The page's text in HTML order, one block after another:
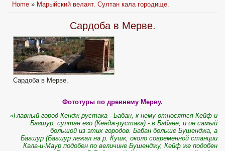
Home » Марыйский велаят. Султан кала городище.
Сардоба в Мерве.
Сардоба в Мерве.
Фототуры по древнему Мерву.
«Главный город Кендж-рустака - Бабан, к нему относятся Кейф и
Багшур; султан его (Кендж-рустака) - в Бабане, и он самый
большой из этих городов. Бабан больше Бушенджа, а
Багшур (Багшур лежал на р. Кушк, около современной станции
Кала-и-Маур подобен по величине Бушенджу, Кейф же подобен